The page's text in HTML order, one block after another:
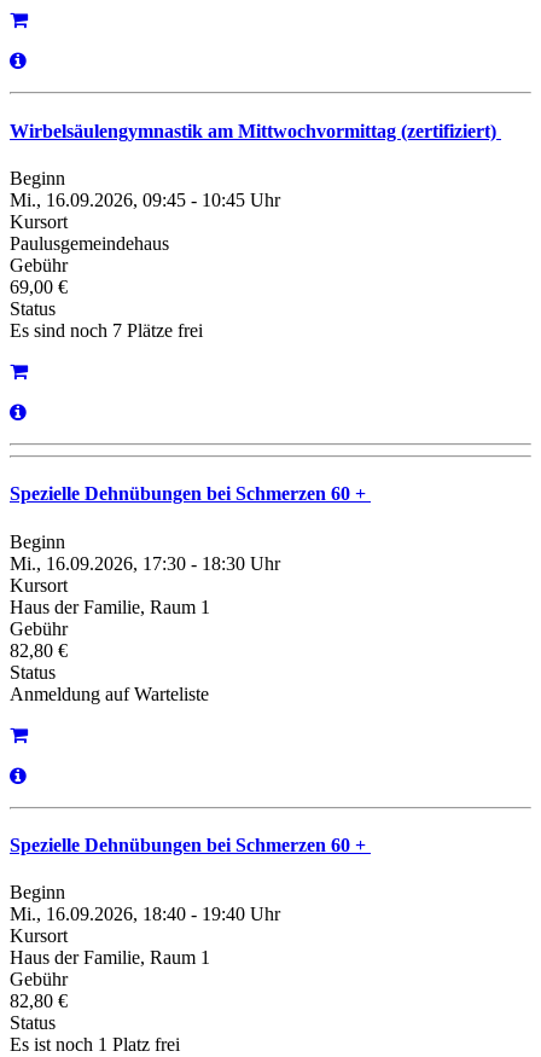
Wirbelsäulengymnastik am Mittwochvormittag (zertifiziert)
Beginn
Mi., 16.09.2026, 09:45 - 10:45 Uhr
Kursort
Paulusgemeindehaus
Gebühr
69,00 €
Status
Es sind noch 7 Plätze frei
Spezielle Dehnübungen bei Schmerzen 60 +
Beginn
Mi., 16.09.2026, 17:30 - 18:30 Uhr
Kursort
Haus der Familie, Raum 1
Gebühr
82,80 €
Status
Anmeldung auf Warteliste
Spezielle Dehnübungen bei Schmerzen 60 +
Beginn
Mi., 16.09.2026, 18:40 - 19:40 Uhr
Kursort
Haus der Familie, Raum 1
Gebühr
82,80 €
Status
Es ist noch 1 Platz frei